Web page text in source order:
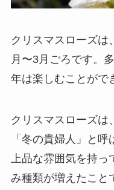
クリスマスローズは
月〜3月ごろです。
年は楽しむことがで
クリスマスローズは
「冬の貴婦人」と
上品な雰囲気を持っ
み種類が増えたこと